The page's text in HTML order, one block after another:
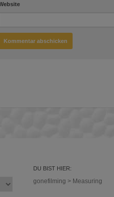
DU BIST HIER:
gonefilming > Measuring